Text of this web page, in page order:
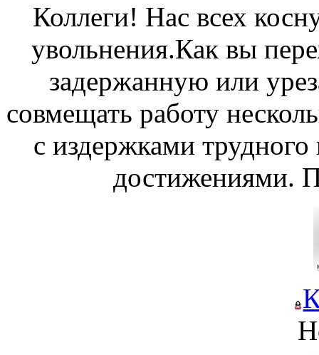
Коллеги! Нас всех
увольнения.Как вы
задержанную или
совмещать работу
с издержками
достижениями.